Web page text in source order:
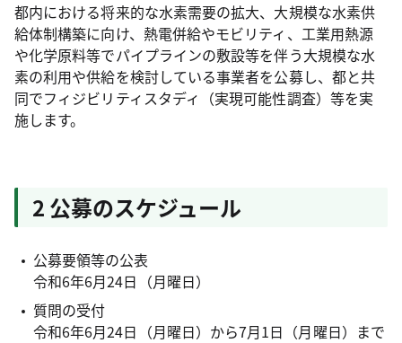
都内における将来的な水素需要の拡大、大規模な水素供
給体制構築に向け、熱電併給やモビリティ、工業用熱源
や化学原料等でパイプラインの敷設等を伴う大規模な水
素の利用や供給を検討している事業者を公募し、都と共
同でフィジビリティスタディ（実現可能性調査）等を実
施します。
2 公募のスケジュール
公募要領等の公表
令和6年6月24日（月曜日）
質問の受付
令和6年6月24日（月曜日）から7月1日（月曜日）まで